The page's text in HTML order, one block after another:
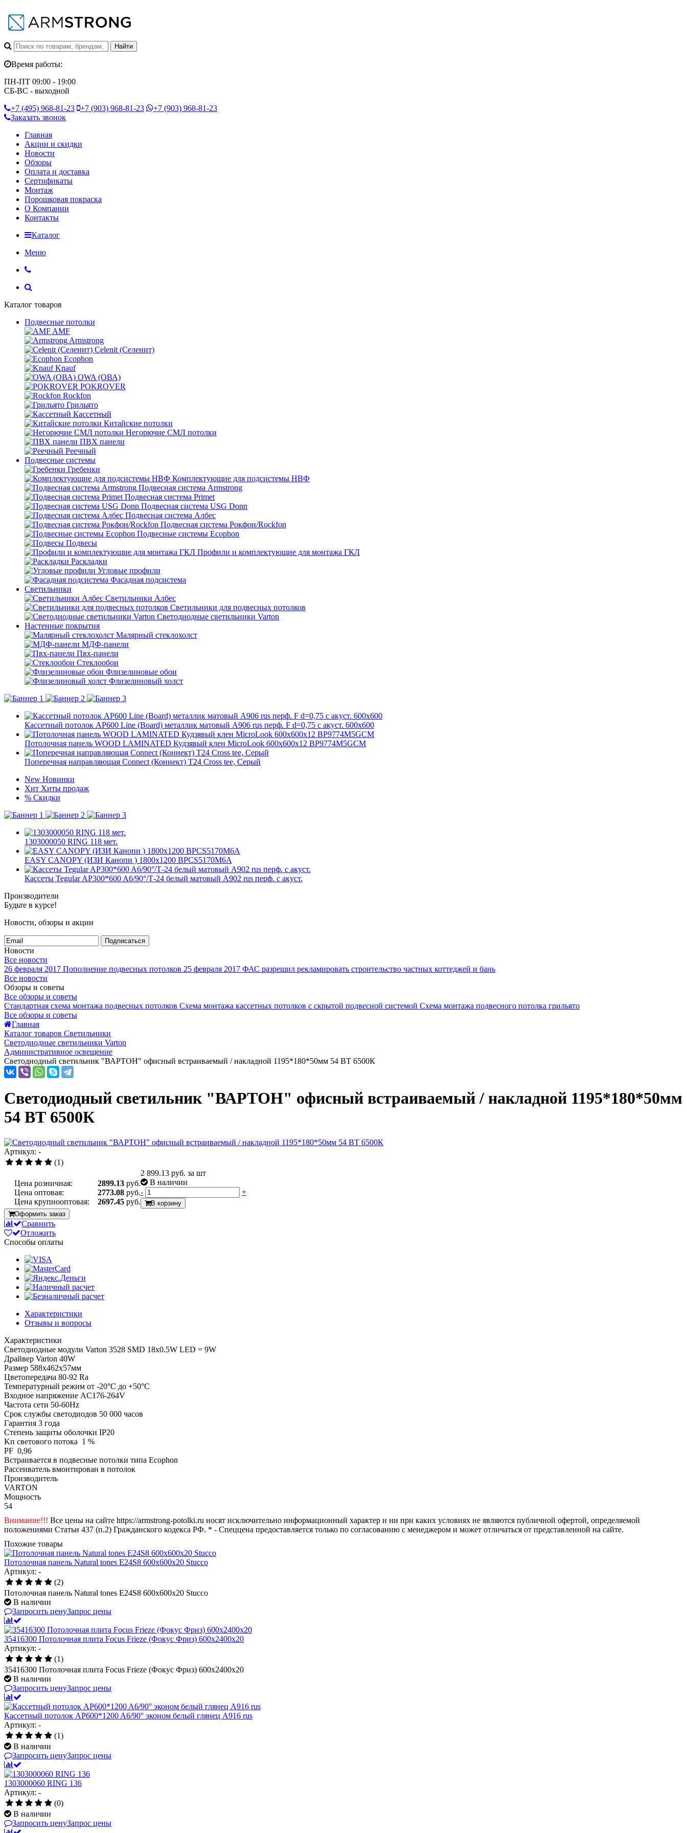
Время работы:
ПН-ПТ 09:00 - 19:00
СБ-ВС - выходной
+7 (495) 968-81-23 +7 (903) 968-81-23 +7 (903) 968-81-23
Заказать звонок
Главная
Акции и скидки
Новости
Обзоры
Оплата и доставка
Сертификаты
Монтаж
Порошковая покраска
О Компании
Контакты
Каталог
Меню
Каталог товаров
Подвесные потолки
AMF
Armstrong
Celenit (Селенит)
Ecophon
Knauf
OWA (ОВА)
POKROVER
Rockfon
Грильято
Кассетный
Китайские потолки
Негорючие СМЛ потолки
ПВХ панели
Реечный
Подвесные системы
Гребенки
Комплектующие для подсистемы НВФ
Подвесная система Armstrong
Подвесная система Primet
Подвесная система USG Donn
Подвесная система Албес
Подвесная система Рокфон/Rockfon
Подвесные системы Ecophon
Подвесы
Профили и комплектующие для монтажа ГКЛ
Раскладки
Угловые профили
Фасадная подсистема
Светильники
Светильники Албес
Светильники для подвесных потолков
Светодиодные светильники Varton
Настенные покрытия
Малярный стеклохолст
МДФ-панели
Пвх-панели
Стеклообои
Флизелиновые обои
Флизелиновый холст
Кассетный потолок AP600 Line (Board) металлик матовый А906 rus перф. F d=0,75 с акуст. 600x600
Потолочная панель WOOD LAMINATED Кудзявый клен MicroLook 600x600x12 BP9774M5GCM
Поперечная направляющая Connect (Коннект) T24 Cross tee, Серый
New Новинки
Хит Хиты продаж
% Скидки
1303000050 RING 118 мет.
EASY CANOPY (ИЗИ Канопи ) 1800x1200 BPCS5170M6A
Кассеты Tegular AP300*600 A6/90°/Т-24 белый матовый А902 rus перф. с акуст.
Производители
Будьте в курсе!
Новости, обзоры и акции
Подписаться
Новости
Все новости
26 февраля 2017 Пополнение подвесных потолков 25 февраля 2017 ФАС разрешил рекламировать строительство частных коттеджей и бань
Все новости
Обзоры и советы
Все обзоры и советы
Стандартная схема монтажа подвесных потолков Схема монтажа кассетных потолков с скрытой подвесной системой Схема монтажа подвесного потолка грильято
Все обзоры и советы
Главная
Каталог товаров Светильники
Светодиодные светильники Varton
Административное освещение
Светодиодный светильник "ВАРТОН" офисный встраиваемый / накладной 1195*180*50мм 54 ВТ 6500К
Светодиодный светильник "ВАРТОН" офисный встраиваемый / накладной 1195*180*50мм
54 ВТ 6500К
Артикул: -
(1)
Цена розничная: 2899.13 руб.
Цена оптовая:
2773.08 руб.
Цена крупнооптовая:
2697.45 руб.
2 899.13 руб. за шт
В наличии
-
+
В корзину
Оформить заказ
Сравнить
Отложить
Способы оплаты
Характеристики
Отзывы и вопросы
Характеристики
Светодиодные модули Varton 3528 SMD 18х0.5W LED = 9W
Драйвер Varton 40W
Размер 588х462х57мм
Цветопередача 80-92 Ra
Температурный режим от -20°С до +50°С
Входное напряжение AC176-264V
Частота сети 50-60Hz
Срок службы светодиодов 50 000 часов
Гарантия 3 года
Степень защиты оболочки IP20
Kп светового потока 1 %
PF 0,96
Встраивается в подвесные потолки типа Ecophon
Рассеиватель вмонтирован в потолок
Производитель
VARTON
Мощность
54
Внимание!!! Все цены на сайте https://armstrong-potolki.ru носят исключительно информационный характер и ни при каких условиях не являются публичной офертой, определяемой
положениями Статьи 437 (п.2) Гражданского кодекса РФ. * - Спеццена предоставляется только по согласованию с менеджером и может отличаться от представленной на сайте.
Похожие товары
Потолочная панель Natural tones E24S8 600x600x20 Stucco
Артикул: -
(2)
Потолочная панель Natural tones E24S8 600x600x20 Stucco
В наличии
Запросить ценуЗапрос цены
35416300 Потолочная плита Focus Frieze (Фокус Фриз) 600x2400x20
Артикул: -
(1)
35416300 Потолочная плита Focus Frieze (Фокус Фриз) 600x2400x20
В наличии
Запросить ценуЗапрос цены
Кассетный потолок AP600*1200 A6/90° эконом белый глянец A916 rus
Артикул: -
(1)
В наличии
Запросить ценуЗапрос цены
1303000060 RING 136
Артикул: -
(0)
В наличии
Запросить ценуЗапрос цены